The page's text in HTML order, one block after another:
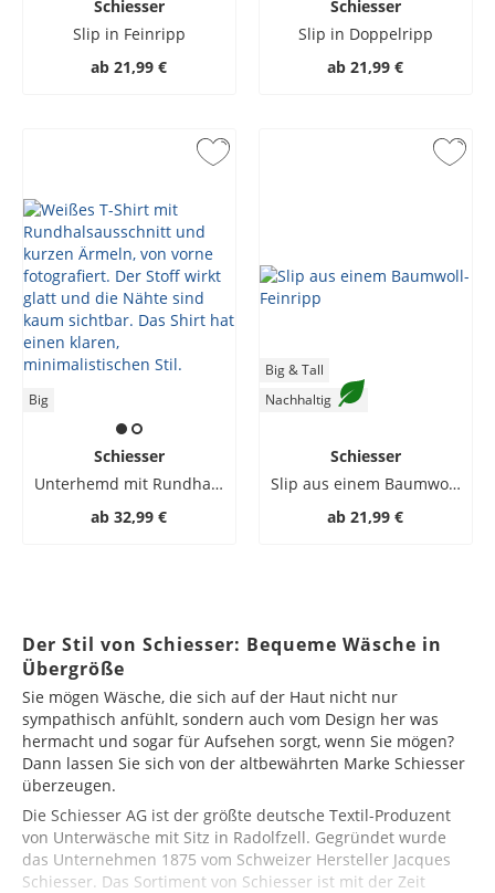
Schiesser
Slip in Feinripp
ab 21,99 €
Schiesser
Slip in Doppelripp
ab 21,99 €
Big
Schiesser
Unterhemd mit Rundhalsausschnitt in Feinripp
ab 32,99 €
Big & Tall
Nachhaltig
Schiesser
Slip aus einem Baumwoll-Feinripp
ab 21,99 €
Der Stil von Schiesser: Bequeme Wäsche in
Übergröße
Sie mögen Wäsche, die sich auf der Haut nicht nur
sympathisch anfühlt, sondern auch vom Design her was
hermacht und sogar für Aufsehen sorgt, wenn Sie mögen?
Dann lassen Sie sich von der altbewährten Marke Schiesser
überzeugen.
Die Schiesser AG ist der größte deutsche Textil-Produzent
von Unterwäsche mit Sitz in Radolfzell. Gegründet wurde
das Unternehmen 1875 vom Schweizer Hersteller Jacques
Schiesser. Das Sortiment von Schiesser ist mit der Zeit